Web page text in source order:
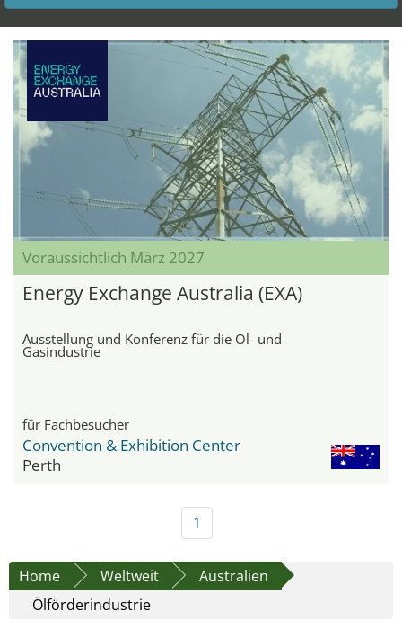
Voraussichtlich März 2027
Energy Exchange Australia (EXA)
Ausstellung und Konferenz für die Öl- und
Gasindustrie
für Fachbesucher
Convention & Exhibition Center
Perth
1
Home Weltweit
Australien
Ölförderindustrie